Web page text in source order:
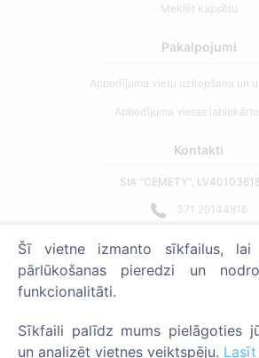
Meklēt kapsētu
Pakalpojumi
Apbedījuma vietu uzkopšana un
Apbedījuma vietas
Kontakti
SIA "CEMETY",
371 29144816
Strādājam visā Latvijā!
Administratoriem
Šī vietne izmanto sīkfailus, lai
pārlūkošanas pieredzi un
funkcionalitāti.
Sīkfaili palīdz mums pielāgoties
un analizēt vietnes veiktspēju.